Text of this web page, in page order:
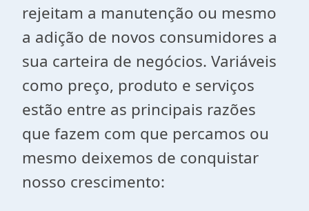
rejeitam a manutenção ou mesmo
a adição de novos consumidores a
sua carteira de negócios. Variáveis
como preço, produto e serviços
estão entre as principais razões
que fazem com que percamos ou
mesmo deixemos de conquistar
nosso crescimento: